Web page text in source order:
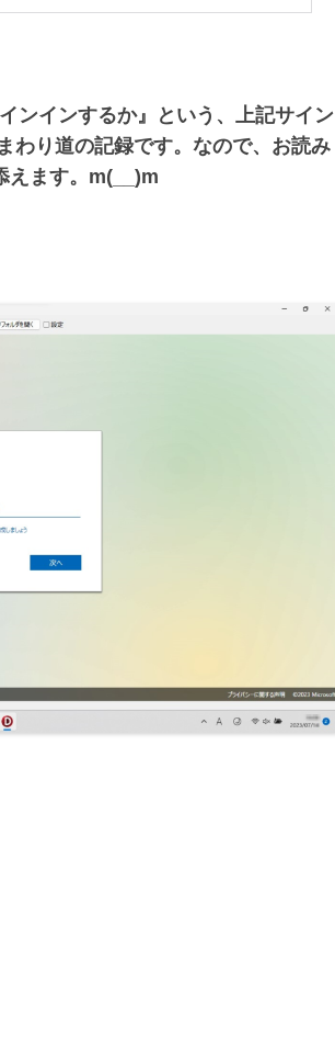
ンインするか』という、上記サイン
わり道の記録です。なので、お読み
えます。m(__)m